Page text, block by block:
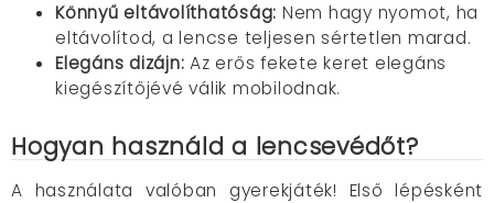
Könnyű eltávolíthatóság: Nem hagy nyomot, ha
eltávolítod, a lencse teljesen sértetlen marad.
Elegáns dizájn: Az erős fekete keret elegáns
kiegészítőjévé válik mobilodnak.
Hogyan használd a lencsevédőt?
A használata valóban gyerekjáték! Első lépésként